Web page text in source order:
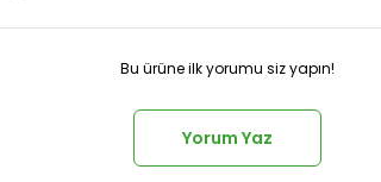
Bu ürüne ilk yorumu siz yapın!
Yorum Yaz